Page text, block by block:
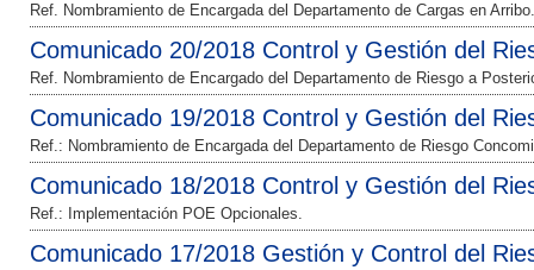
Ref. Nombramiento de Encargada del Departamento de Cargas en Arribo.
Comunicado 20/2018 Control y Gestión del
Ref. Nombramiento de Encargado del Departamento de Riesgo a
Comunicado 19/2018 Control y Gestión del
Ref.: Nombramiento de Encargada del Departamento de Riesgo
Comunicado 18/2018 Control y Gestión del
Ref.: Implementación POE Opcionales.
Comunicado 17/2018 Gestión y Control del